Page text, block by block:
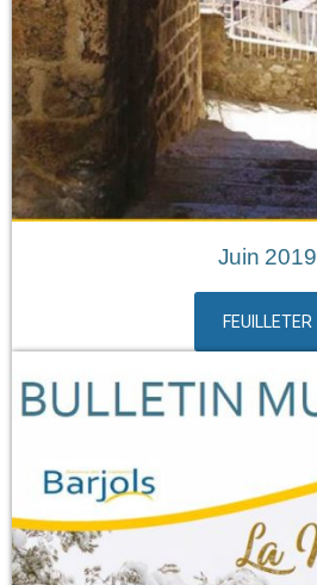
Juin 2019
FEUILLETER